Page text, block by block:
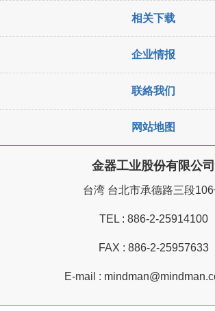
相关下载
企业情报
联絡我们
网站地图
金器工业股份有限公司
台湾 台北市承德路三段
TEL : 886-2-25914100
FAX : 886-2-25957633
E-mail :